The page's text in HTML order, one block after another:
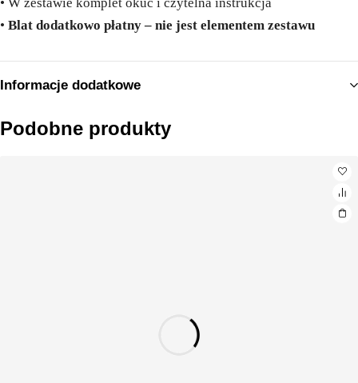
• Blat dodatkowo płatny – nie jest elementem zestawu
Informacje dodatkowe
Podobne produkty